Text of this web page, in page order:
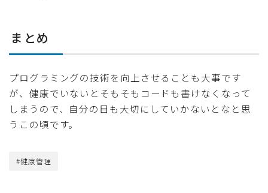
まとめ
プログラミングの技術を向上させることも大事です
が、健康でいないとそもそもコードも書けなくなって
しまうので、自分の目も大切にしていかないとなと思
うこの頃です。
#健康管理